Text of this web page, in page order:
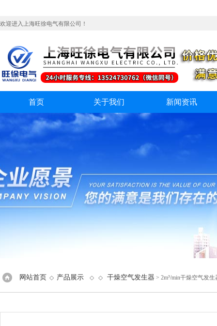
欢迎进入上海旺徐电气有限公司！
首页 关于我们 新闻资讯
网站首页 ◇ 产品展示 ◇ ◇ 干燥空气发生器 > 2m³/min干燥空气发生